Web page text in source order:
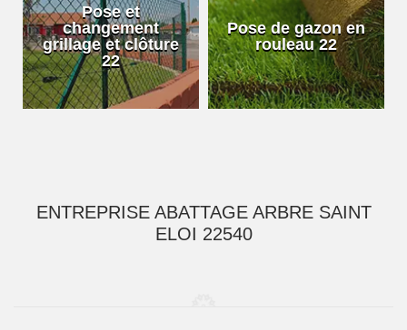
Pose et
changement
grillage et clôture
22
Pose de gazon en
rouleau 22
ENTREPRISE ABATTAGE ARBRE SAINT
ELOI 22540